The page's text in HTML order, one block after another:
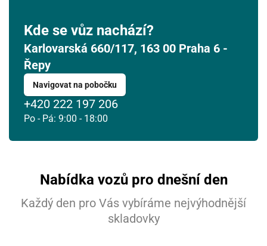
Kde se vůz nachází?
Karlovarská 660/117, 163 00 Praha 6 -
Řepy
Navigovat na pobočku
+420 222 197 206
Po - Pá: 9:00 - 18:00
Nabídka vozů pro dnešní den
Každý den pro Vás vybíráme nejvýhodnější
skladovky